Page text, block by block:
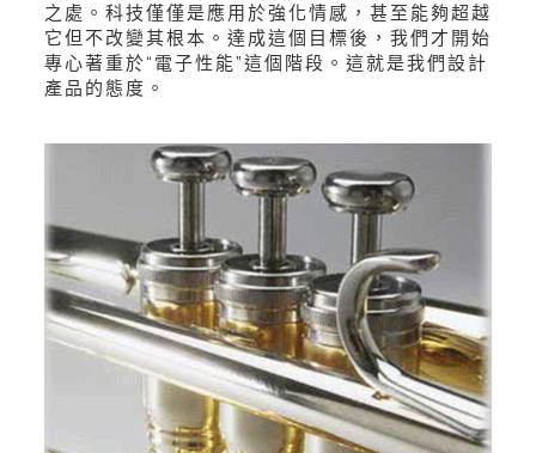
之處。科技僅僅是應用於強化情感，甚至能夠超越
它但不改變其根本。達成這個目標後，我們才開始
專心著重於“電子性能”這個階段。這就是我們設計
產品的態度。